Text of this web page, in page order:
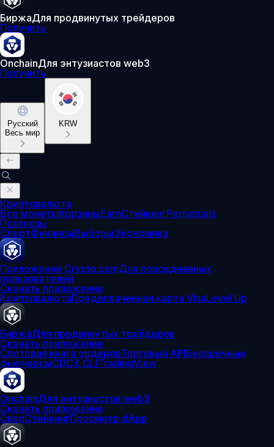
БиржаДля продвинутых трейдеров
Получить
OnchainДля энтузиастов web3
Получить
Русский
Весь мир
KRW
Криптовалюта
Все монетыКорзиныEarnСтейкингPerpetuals
Прогнозы
СпортФинансыВыборыЭкономика
Приложение Crypto.comДля повседневных
пользователей
Скачать приложение
КриптовалютаПредоплаченная карта VisaLevel Up
БиржаДля продвинутых трейдеров
Скачать приложение
Спотовая книга ордеровТорговый APIБессрочные
фьючерсыCDCX CLITradingView
OnchainДля энтузиастов web3
Скачать приложение
СвопСтейкингПросмотр dApp